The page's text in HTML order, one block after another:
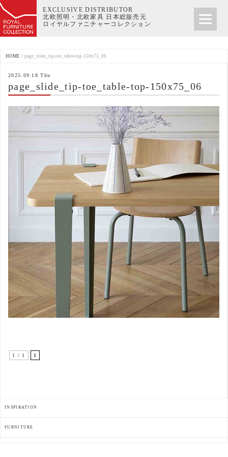
EXCLUSIVE DISTRIBUTOR
北欧照明・北欧家具 日本総販売元
ロイヤルファニチャーコレクション
HOME > page_slide_tip-toe_table-top-150x75_06
2025.09.18 Thu
page_slide_tip-toe_table-top-150x75_06
1 / 1 1
INSPIRATION
FURNITURE